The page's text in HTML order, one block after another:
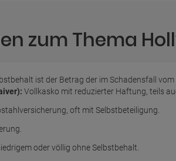
zum Thema
ist der Betrag der im Schadensfall
Vollkasko mit reduzierter Haftung, teils
oft mit Selbstbeteiligung.
oder völlig ohne Selbstbehalt.